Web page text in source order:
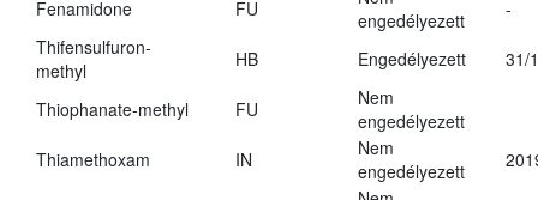
Fenamidone FU
engedélyezett
-
Thifensulfuron-
methyl
HB Engedélyezett 31/
Thiophanate-methyl FU
Nem
engedélyezett
Thiamethoxam
IN
Nem
engedélyezett